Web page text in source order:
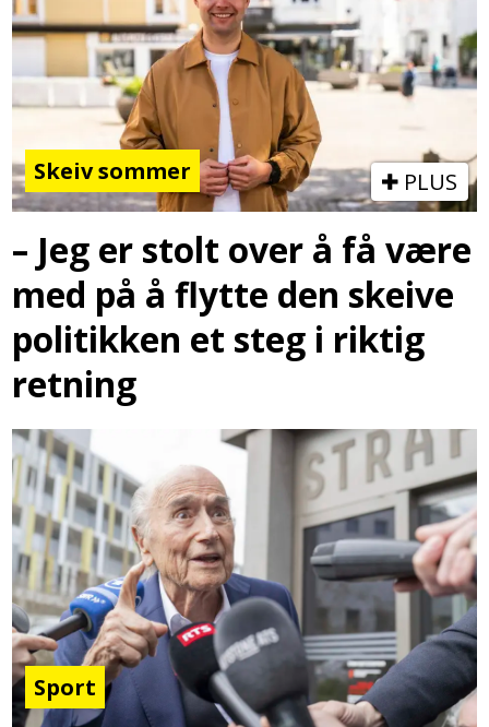
Skeiv sommer PLUS
– Jeg er stolt over å få være
med på å flytte den skeive
politikken et steg i riktig
retning
Sport